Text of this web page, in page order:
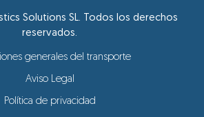
Solutions SL. Todos los derechos
reservados.
generales del transporte
Aviso Legal
Política de privacidad